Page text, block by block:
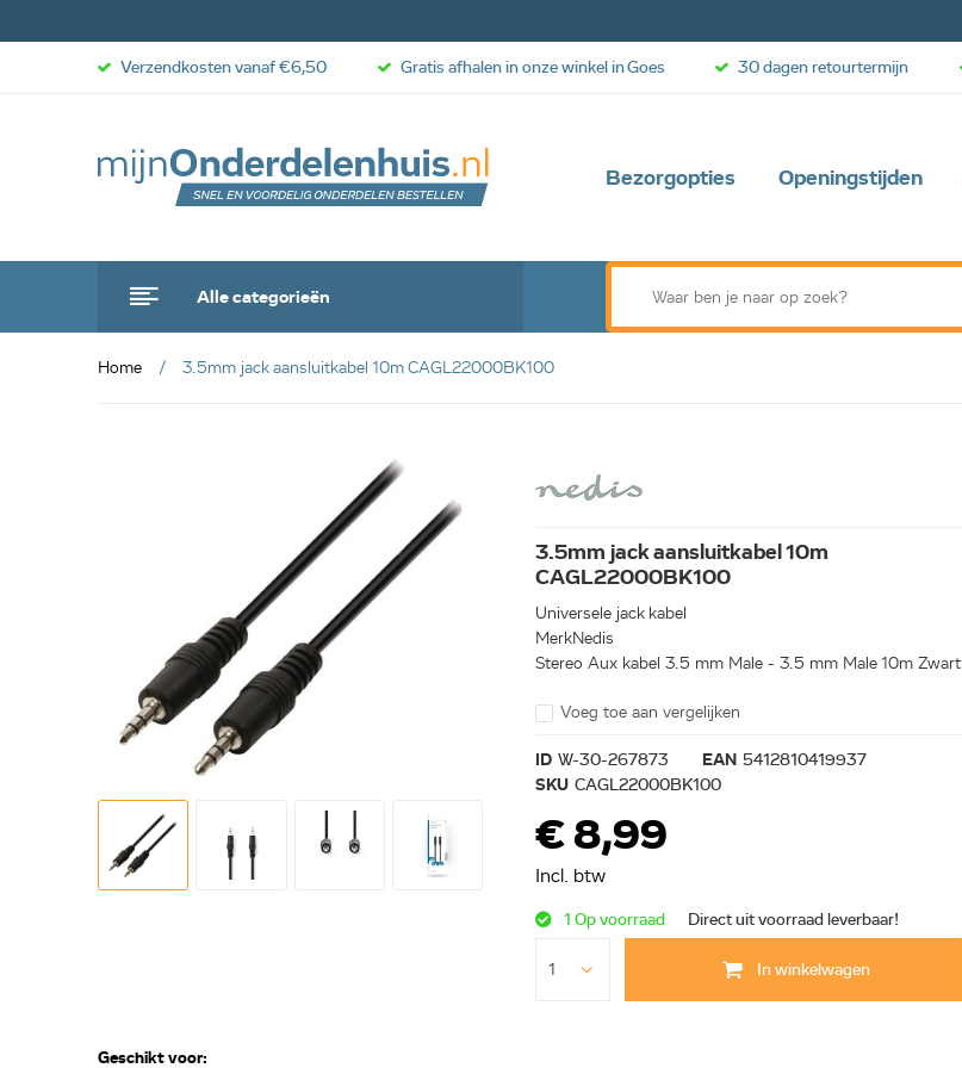
Bezorgopties Openingstijden
Alle categorieën
Verzendkosten vanaf €6,50 Gratis afhalen in onze winkel in Goes 30 dagen retourtermijn
Home 3.5mm jack aansluitkabel 10m CAGL22000BK100
3.5mm jack aansluitkabel 10m
CAGL22000BK100
Universele jack kabel
MerkNedis
Stereo Aux kabel 3.5 mm Male - 3.5 mm Male 10m Zwart
Voeg toe aan vergelijken
ID W-30-267873 EAN 5412810419937
SKU CAGL22000BK100
€ 8,99
Incl. btw
1 Op voorraad Direct uit voorraad leverbaar!
In winkelwagen
Geschikt voor: